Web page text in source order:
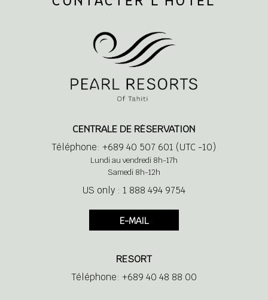
CENTRALE DE RÉSERVATION
Téléphone: +689 40 507 601 (UTC -10)
Lundi au vendredi 8h-17h
Samedi 8h-12h
US only : 1 888 494 9754
E-MAIL
RESORT
Téléphone: +689 40 48 88 00